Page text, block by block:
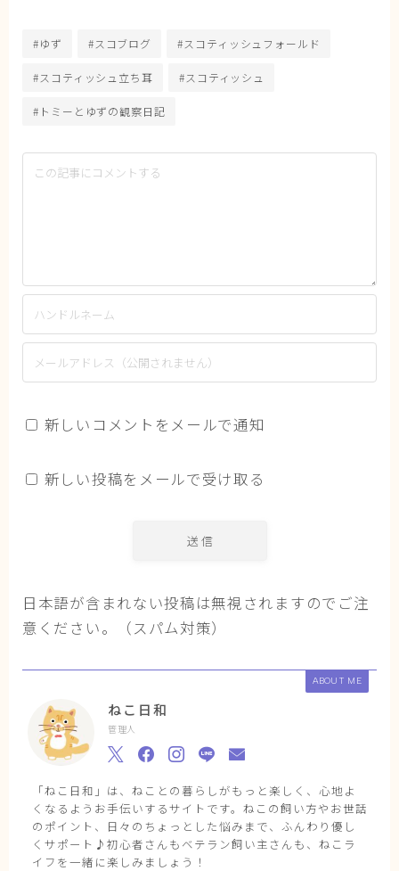
#ゆず #スコブログ #スコティッシュフォールド
#スコティッシュ立ち耳 #スコティッシュ
#トミーとゆずの観察日記
新しいコメントをメールで通知
新しい投稿をメールで受け取る
日本語が含まれない投稿は無視されますのでご注
意ください。（スパム対策）
ABOUT ME
ねこ日和
管理人
「ねこ日和」は、ねことの暮らしがもっと楽しく、心地よ
くなるようお手伝いするサイトです。ねこの飼い方やお世話
のポイント、日々のちょっとした悩みまで、ふんわり優し
くサポート♪初心者さんもベテラン飼い主さんも、ねこラ
イフを一緒に楽しみましょう！